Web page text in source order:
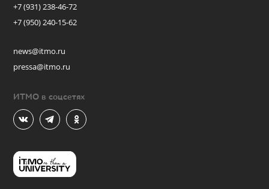
+7 (931) 238-46-72
+7 (950) 240-15-62
news@itmo.ru
pressa@itmo.ru
ИТМО в соцсетях